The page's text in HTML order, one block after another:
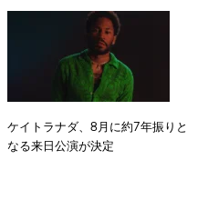
ケイトラナダ、8月に約7年振りと
なる来日公演が決定